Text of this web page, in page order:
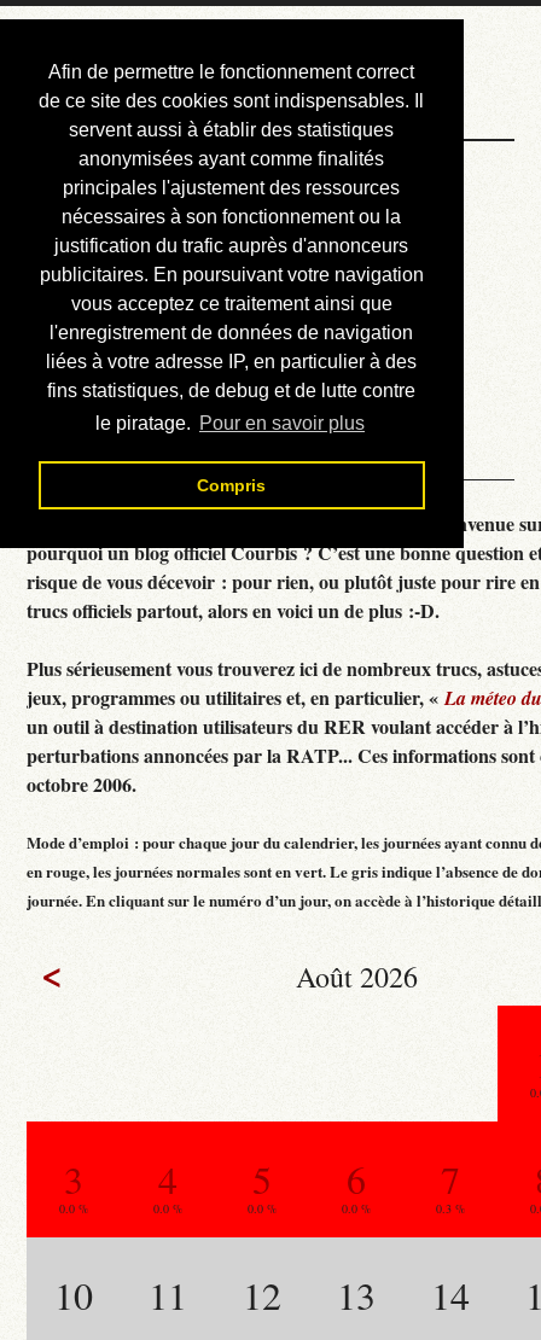
Afin de permettre le fonctionnement correct
de ce site des cookies sont indispensables. Il
servent aussi à établir des statistiques
anonymisées ayant comme finalités
principales l'ajustement des ressources
nécessaires à son fonctionnement ou la
justification du trafic auprès d'annonceurs
publicitaires. En poursuivant votre navigation
vous acceptez ce traitement ainsi que
l'enregistrement de données de navigation
liées à votre adresse IP, en particulier à des
fins statistiques, de debug et de lutte contre
le piratage. Pour en savoir plus
Compris
Courbis, « LE »
Blog Officiel
Bienvenue
Réalisations
Divers (et d’été)
Annonces
Liens externes
Téléchargement
Contact
Courbis, « LE » Blog Officiel - je vous souhaite la bienvenue
pourquoi un blog officiel Courbis ? C’est une bonne question
risque de vous décevoir : pour rien, ou plutôt juste pour rire
trucs officiels partout, alors en voici un de plus :-D.
Plus sérieusement vous trouverez ici de nombreux trucs,
jeux, programmes ou utilitaires et, en particulier, «La méteo
un outil à destination utilisateurs du RER voulant accéder à
perturbations annoncées par la RATP... Ces informations sont
octobre 2006.
Mode d’emploi : pour chaque jour du calendrier, les journées ayant connu
en rouge, les journées normales sont en vert. Le gris indique l’absence de
journée. En cliquant sur le numéro d’un jour, on accède à l’historique
< Août 2026
3
0.0 %
4
0.0 %
5
0.0 %
6
0.0 %
7
0.3 %
10 11 12 13 14